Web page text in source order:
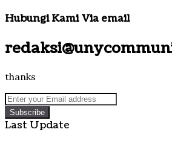
Hubungi Kami Via email
thanks
Enter
your
Email
address
Last Update